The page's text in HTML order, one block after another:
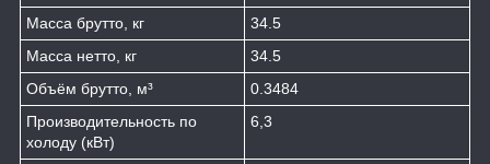
Масса брутто, кг
34.5
Масса нетто, кг
34.5
Объём брутто, м³
0.3484
Производительность по
холоду (кВт)
6,3